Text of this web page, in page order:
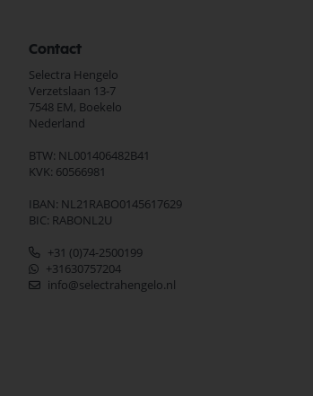
Contact
Selectra Hengelo
Verzetslaan 13-7
7548 EM, Boekelo
Nederland
BTW: NL001406482B41
KVK: 60566981
IBAN: NL21RABO0145617629
BIC: RABONL2U
+31 (0)74-2500199
+31630757204
info@selectrahengelo.nl